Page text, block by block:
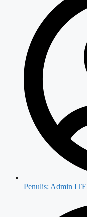
Penulis: Admin ITE